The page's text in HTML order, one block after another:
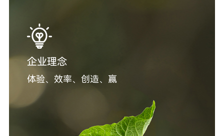
企业理念
体验、效率、创造、赢